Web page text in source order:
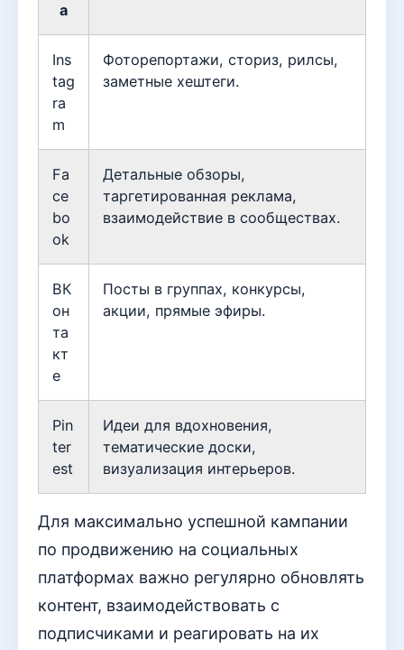
а
Ins
tag
ra
m
Фоторепортажи, сториз, рилсы,
заметные хештеги.
Fa
ce
bo
ok
Детальные обзоры,
таргетированная реклама,
взаимодействие в сообществах.
ВК
он
та
кт
е
Посты в группах, конкурсы,
акции, прямые эфиры.
Pin
ter
est
Идеи для вдохновения,
тематические доски,
визуализация интерьеров.
Для максимально успешной кампании
по продвижению на социальных
платформах важно регулярно обновлять
контент, взаимодействовать с
подписчиками и реагировать на их